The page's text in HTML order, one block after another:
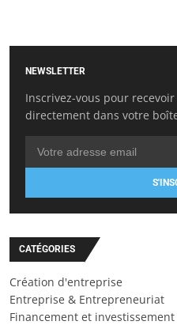
NEWSLETTER
Inscrivez-vous pour
directement dans votre
CATÉGORIES
Création d'entreprise
Entreprise & Entrepreneuriat
Financement et investissement